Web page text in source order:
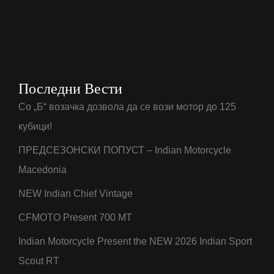
Последни Вести
Со „Б“ возачка дозвола да се вози мотор до 125
кубици!
ПРЕДСЕЗОНСКИ ПОПУСТ – Indian Motorcycle
Macedonia
NEW Indian Chief Vintage
CFMOTO Present 700 MT
Indian Motorcycle Present the NEW 2026 Indian Sport
Scout RT